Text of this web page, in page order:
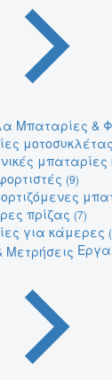
Μπαταρίες &
μοτοσυκλέτας
μπαταρίες
(9)
πρίζας (7)
για κάμερες